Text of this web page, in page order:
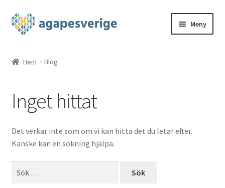
Hoppa
till
Hoppa
till
Meny
Cart
Checkout
Hem Blog
Inget hittat
Det verkar inte som om vi kan hitta det du letar efter.
Kanske kan en sökning hjälpa.